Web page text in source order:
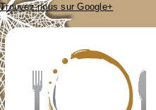
Trouvez-nous sur Google+